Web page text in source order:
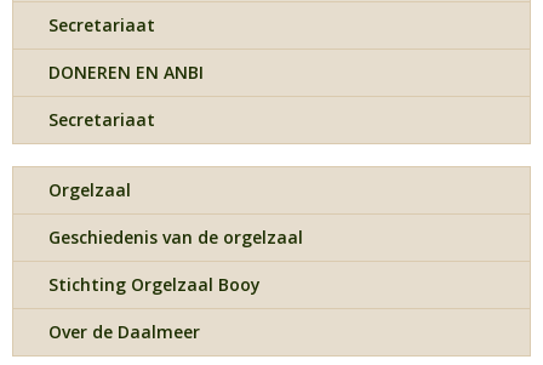
Secretariaat
DONEREN EN ANBI
Secretariaat
Orgelzaal
Geschiedenis van de orgelzaal
Stichting Orgelzaal Booy
Over de Daalmeer